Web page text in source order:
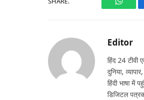
Editor
हिंद 24 टीवी
दुनिया,
हिंदी भाषा में
डिजिटल